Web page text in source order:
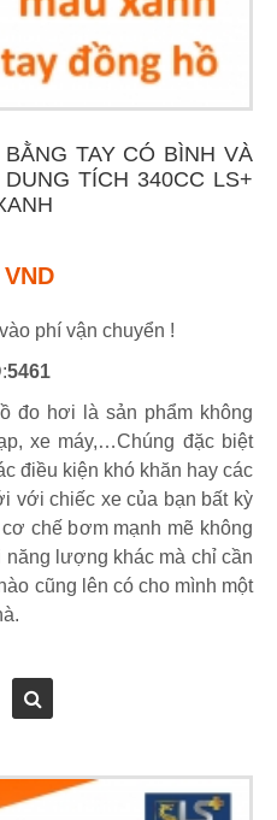
TAY CÓ BÌNH VÀ
TÍCH 340CC LS+
vào phí vận chuyển !
5461
đo hơi là sản phẩm không
xe máy,…Chúng đặc biệt
điều kiện khó khăn hay các
với chiếc xe của bạn bất kỳ
chế bơm mạnh mẽ không
lượng khác mà chỉ cần
cũng lên có cho mình một